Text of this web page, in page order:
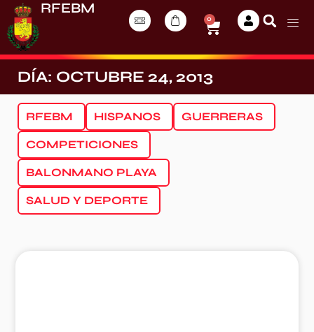
RFEBM
0
DÍA: OCTUBRE 24, 2013
RFEBM HISPANOS GUERRERAS
COMPETICIONES
BALONMANO PLAYA
SALUD Y DEPORTE